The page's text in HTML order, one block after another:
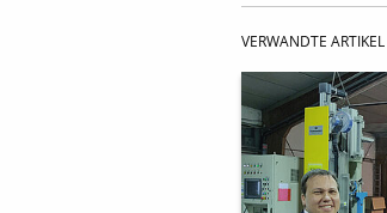
VERWANDTE ARTIKEL